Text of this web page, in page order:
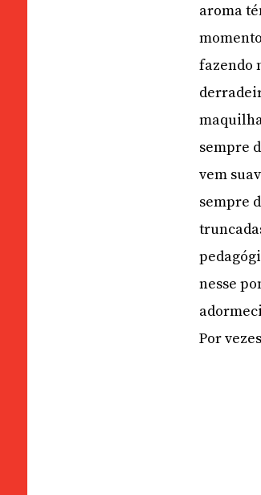
aroma
fazendo
sempre
vem
sempre
nesse
Por